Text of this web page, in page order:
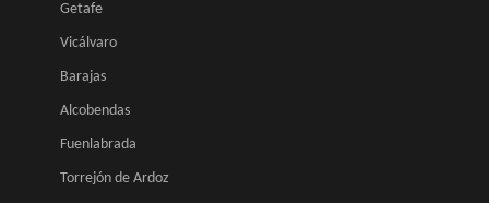
Getafe
Vicálvaro
Barajas
Alcobendas
Fuenlabrada
Torrejón de Ardoz